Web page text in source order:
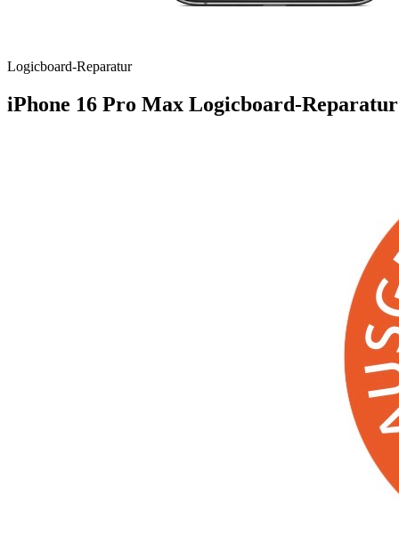
Logicboard-Reparatur
iPhone 16 Pro Max Logicboard-Reparatur